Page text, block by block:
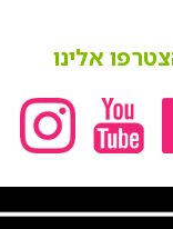
אלינו